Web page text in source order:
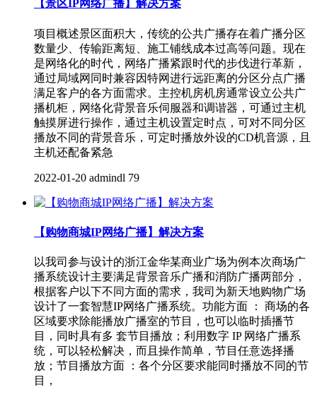
【景区IP网络广播】解决方案
项目概述景区面积大，传统的公共广播存在着广播分区
数量少、传输距离短、施工铺线成本过高等问题。现在
是网络化的时代，网络广播紧跟时代的步伐进行革新，
通过局域网同时兼容因特网进行远距离的分区分点广播
满足客户的各方面需求。主控机房机房通常设立公共广
播机柜，网络化背景音乐伺服器和调谐器，可通过主机
触摸屏进行操作，通过主机设置定时点，可对不同分区
播放不同的背景音乐，可定时播放外设的CD机音源，且
主机还配备紧急
2022-01-20 admindl 79
【购物商城IP网络广播】解决方案
以我司参与设计的浙江金华某商业广场为例本次商场广
播系统设计主要满足背景音乐广播和消防广播两部分，
根据客户以下不同方面的需求，我司为新天地购物广场
设计了一套智慧IP网络广播系统。功能方面 ： 商场的各
区域要求除能播放广播室的节目，也可以临时插播节
目，同时具有多 套节目播放；利用数字 IP 网络广播系
统，可以轻松解决，而且操作简单，节目任意选择播
放；节目播放方面 ：各个分区要求能同时播放不同的节
目，